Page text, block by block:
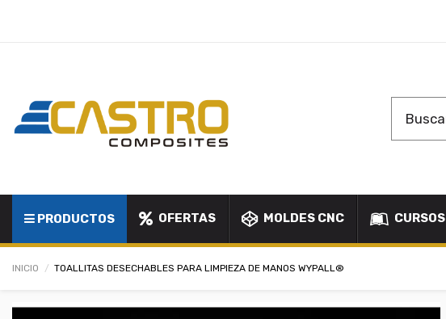
PRODUCTOS OFERTAS MOLDES CNC CURSOS
INICIO TOALLITAS DESECHABLES PARA LIMPIEZA DE MANOS WYPALL®